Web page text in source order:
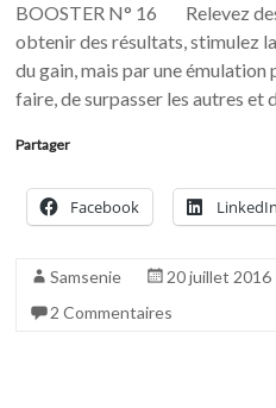
BOOSTER N° 16 Relevez
obtenir des résultats, stimulez
du gain, mais par une émulation
faire, de surpasser les autres et
Partager
Facebook LinkedIn
Samsenie 20 juillet 2016
2 Commentaires